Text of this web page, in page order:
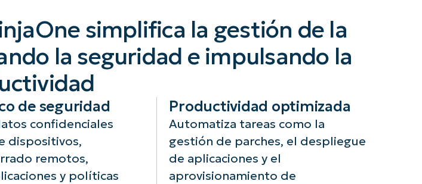
simplifica la gestión de la
la seguridad e impulsando la
de seguridad
confidenciales
dispositivos,
remotos,
y políticas
Productividad optimizada
Automatiza tareas como la
gestión de parches, el despliegue
de aplicaciones y el
aprovisionamiento de